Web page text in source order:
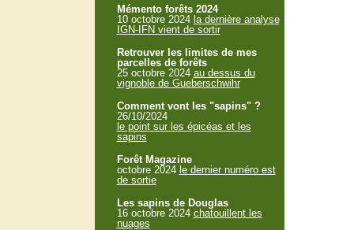
Mémento forêts 2024
10 octobre 2024 la dernière analyse
IGN-IFN vient de sortir
Retrouver les limites de mes
parcelles de forêts
25 octobre 2024 au dessus du
vignoble de Gueberschwihr
Comment vont les "sapins" ?
26/10/2024
le point sur les épicéas et les
sapins
Forêt Magazine
octobre 2024 le dernier numéro est
de sortie
Les sapins de Douglas
16 octobre 2024 chatouillent les
nuages